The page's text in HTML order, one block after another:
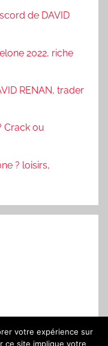
de DAVID
2022, riche
RENAN, trader
Crack ou
? loisirs,
votre expérience sur
ce site implique votre